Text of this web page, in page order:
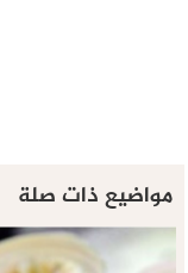
مواضيع ذات صلة